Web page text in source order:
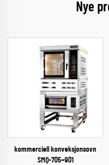
Nye
kommerciell konveksjonsovn
SMQ-705+901